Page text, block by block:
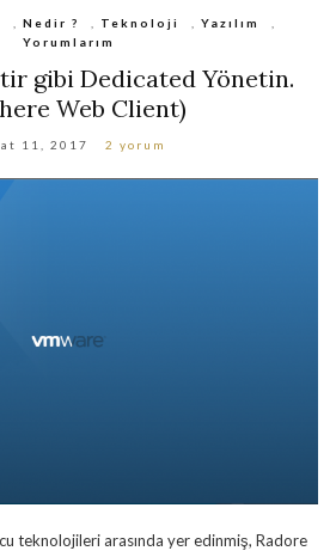
Nedir ? Teknoloji Yazılım
Yorumlarım
gibi Dedicated Yönetin.
Web Client)
11, 2017 2 yorum
teknolojileri arasında yer edinmiş, Radore